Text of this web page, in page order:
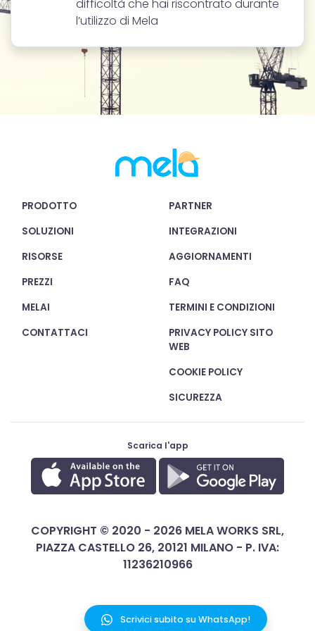
Utilizziamo i cookie per personalizzare contenuti ed
analizzare il nostro traffico. Condividiamo inoltre
informazioni sul modo in cui utilizzi il nostro sito con i
nostri partner che si occupano di analisi dei dati web,
pubblicità e social media, i quali potrebbero combinarle
con altre informazioni che hai fornito loro o che hanno
difficoltà che hai riscontrato durante
l’utilizzo di Mela
PRODOTTO
SOLUZIONI
RISORSE
PREZZI
MELAI
CONTATTACI
PARTNER
INTEGRAZIONI
AGGIORNAMENTI
FAQ
TERMINI E CONDIZIONI
PRIVACY POLICY SITO
WEB
COOKIE POLICY
SICUREZZA
Scarica l'app
COPYRIGHT © 2020 - 2026 MELA WORKS SRL,
PIAZZA CASTELLO 26, 20121 MILANO - P. IVA:
11236210966
ITALIANO
Scrivici subito su WhatsApp!